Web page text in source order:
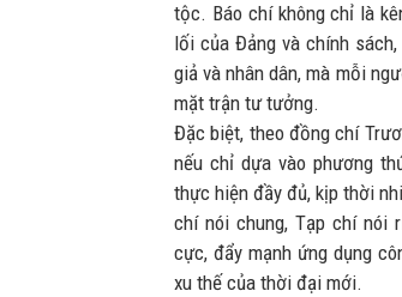
tộc. Báo chí không chỉ là
lối của Đảng và chính
giả và nhân dân, mà mỗi
mặt trận tư tưởng.
Đặc biệt, theo đồng chí
nếu chỉ dựa vào phương
thực hiện đầy đủ, kịp thời
chí nói chung, Tạp chí nói
cực, đẩy mạnh ứng dụng
xu thế của thời đại mới.